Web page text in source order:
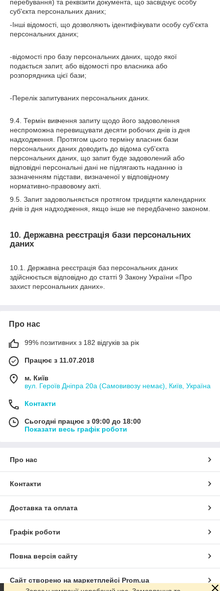
перебування) та реквізити документа, що засвідчує особу
суб'єкта персональних даних;
-Інші відомості, що дозволяють ідентифікувати особу суб'єкта
персональних даних;
-відомості про базу персональних даних, щодо якої
подається запит, або відомості про власника або
розпорядника цієї бази;
-Перелік запитуваних персональних даних.
9.4. Термін вивчення запиту щодо його задоволення
неспроможна перевищувати десяти робочих днів із дня
надходження. Протягом цього терміну власник бази
персональних даних доводить до відома суб'єкта
персональних даних, що запит буде задоволений або
відповідні персональні дані не підлягають наданню із
зазначенням підстави, визначеної у відповідному
нормативно-правовому акті.
9.5. Запит задовольняється протягом тридцяти календарних
днів із дня надходження, якщо інше не передбачено законом.
10. Державна реєстрація бази персональних
даних
10.1. Державна реєстрація баз персональних даних
здійснюється відповідно до статті 9 Закону України «Про
захист персональних даних».
Про нас
99% позитивних з 182 відгуків за рік
Працює з 11.07.2018
м. Київ
вул. Героїв Дніпра 20а (Самовивозу немає), Київ, Україна
Контакти
Сьогодні працює з 09:00 до 18:00
Показати весь графік роботи
Про нас
Контакти
Доставка та оплата
Графік роботи
Повна версія сайту
Сайт створено на маркетплейсі Prom.ua